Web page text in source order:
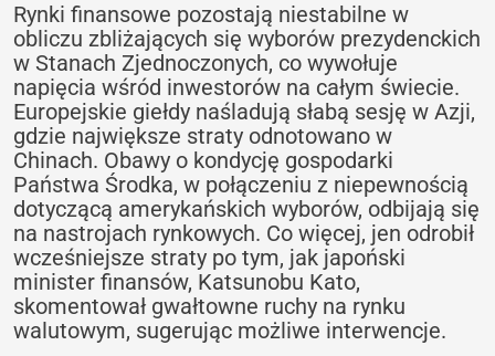
Rynki finansowe pozostają niestabilne w
obliczu zbliżających się wyborów prezydenckich
w Stanach Zjednoczonych, co wywołuje
napięcia wśród inwestorów na całym świecie.
Europejskie giełdy naśladują słabą sesję w Azji,
gdzie największe straty odnotowano w
Chinach. Obawy o kondycję gospodarki
Państwa Środka, w połączeniu z niepewnością
dotyczącą amerykańskich wyborów, odbijają się
na nastrojach rynkowych. Co więcej, jen odrobił
wcześniejsze straty po tym, jak japoński
minister finansów, Katsunobu Kato,
skomentował gwałtowne ruchy na rynku
walutowym, sugerując możliwe interwencje.